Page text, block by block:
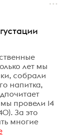
лет мы
собрали
напитка,
провели 14
За это
многие